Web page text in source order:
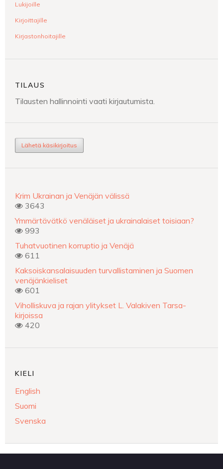
Lukijoille
Kirjoittajille
Kirjastonhoitajille
TILAUS
Tilausten hallinnointi vaati kirjautumista.
Lähetä käsikirjoitus
Krim Ukrainan ja Venäjän välissä
3643
Ymmärtävätkö venäläiset ja ukrainalaiset toisiaan?
993
Tuhatvuotinen korruptio ja Venäjä
611
Kaksoiskansalaisuuden turvallistaminen ja Suomen
venäjänkieliset
601
Viholliskuva ja rajan ylitykset L. Valakiven Tarsa-
kirjoissa
420
KIELI
English
Suomi
Svenska